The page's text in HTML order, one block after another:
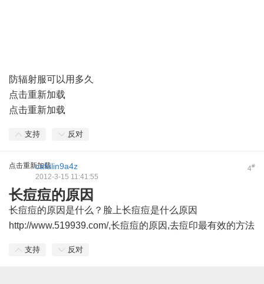
防辐射服可以用多久
点击重新加载
点击重新加载
支持 反对
点击重新加载 4#
cafulin9a4z
2012-3-15 11:41:55
长痘痘的原因
长痘痘的原因是什么？脸上长痘痘是什么原因
http://www.519939.com/,长痘痘的原因,去痘印最有效的方法
支持 反对